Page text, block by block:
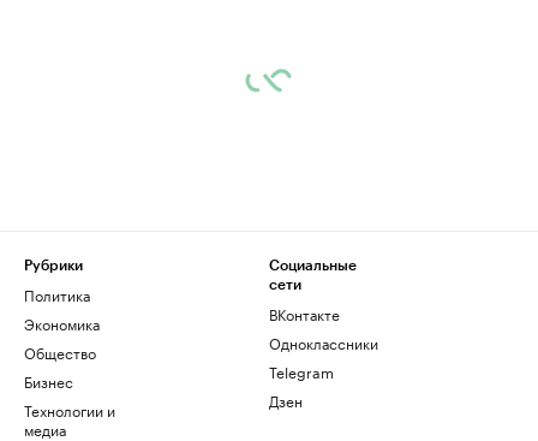
Рубрики
Политика
Экономика
Общество
Бизнес
Технологии и
медиа
Социальные
сети
ВКонтакте
Одноклассники
Telegram
Дзен